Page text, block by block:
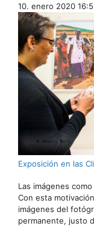
10. enero 2020
Exposición en las
Las imágenes
Con esta
imágenes del
permanente, justo